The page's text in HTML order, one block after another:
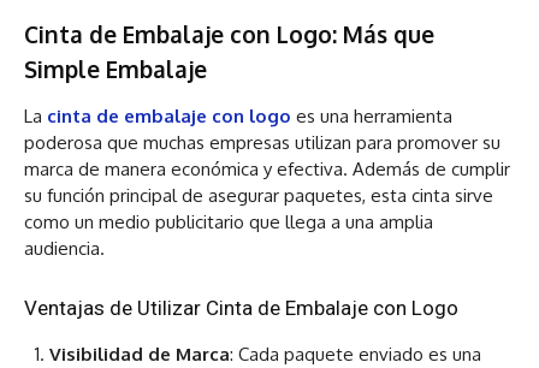
Cinta de Embalaje con Logo: Más que
Simple Embalaje
La cinta de embalaje con logo es una herramienta
poderosa que muchas empresas utilizan para promover su
marca de manera económica y efectiva. Además de cumplir
su función principal de asegurar paquetes, esta cinta sirve
como un medio publicitario que llega a una amplia
audiencia.
Ventajas de Utilizar Cinta de Embalaje con Logo
Visibilidad de Marca: Cada paquete enviado es una